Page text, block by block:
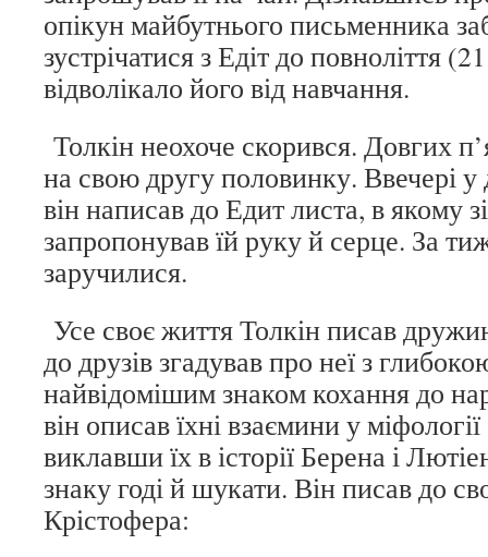
опікун майбутнього письменника
зустрічатися з Едіт до повноліття
відволікало його від навчання.
Толкін неохоче скорився. Довгих
на свою другу половинку. Ввечері у
він написав до Едит листа, в якому
запропонував їй руку й серце. За
заручилися.
Усе своє життя Толкін писав
до друзів згадував про неї з
найвідомішим знаком кохання до
він описав їхні взаємини у
виклавши їх в історії Берена і
знаку годі й шукати. Він писав до
Крістофера: